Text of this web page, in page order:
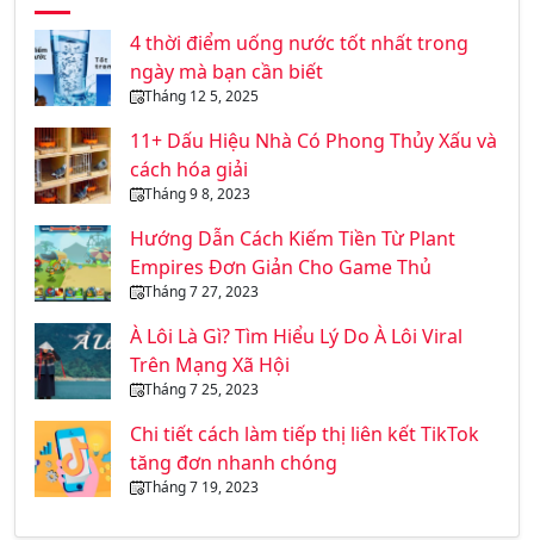
4 thời điểm uống nước tốt nhất trong
ngày mà bạn cần biết
Tháng 12 5, 2025
11+ Dấu Hiệu Nhà Có Phong Thủy Xấu và
cách hóa giải
Tháng 9 8, 2023
Hướng Dẫn Cách Kiếm Tiền Từ Plant
Empires Đơn Giản Cho Game Thủ
Tháng 7 27, 2023
À Lôi Là Gì? Tìm Hiểu Lý Do À Lôi Viral
Trên Mạng Xã Hội
Tháng 7 25, 2023
Chi tiết cách làm tiếp thị liên kết TikTok
tăng đơn nhanh chóng
Tháng 7 19, 2023